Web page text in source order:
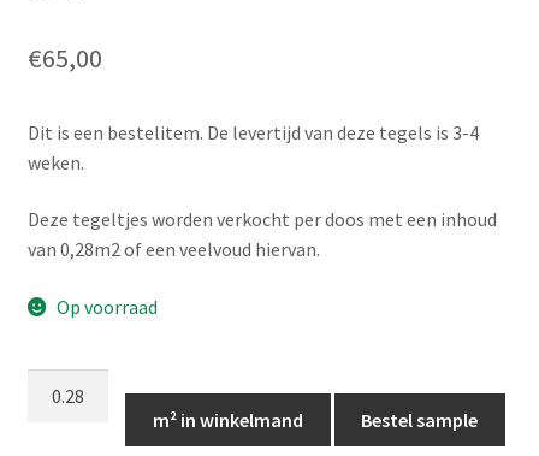
€65,00
Dit is een bestelitem. De levertijd van deze tegels is 3-4
weken.
Deze tegeltjes worden verkocht per doos met een inhoud
van 0,28m2 of een veelvoud hiervan.
Op voorraad
langwerpige
m² in winkelmand Bestel sample